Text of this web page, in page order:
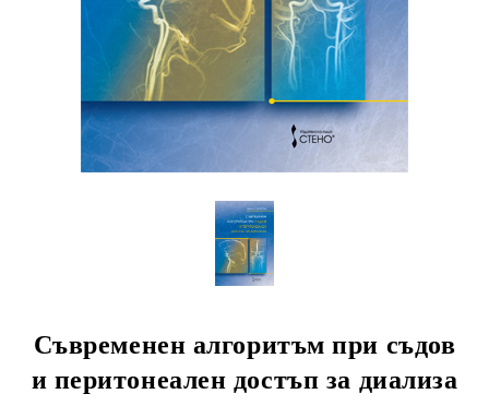
Съвременен алгоритъм при съдов
и перитонеален достъп за диализа